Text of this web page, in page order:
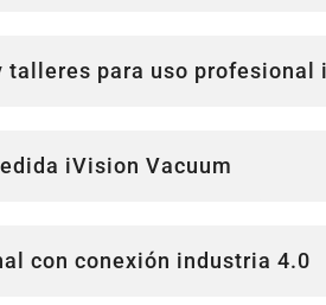
para uso profesional
iVision Vacuum
con conexión industria 4.0